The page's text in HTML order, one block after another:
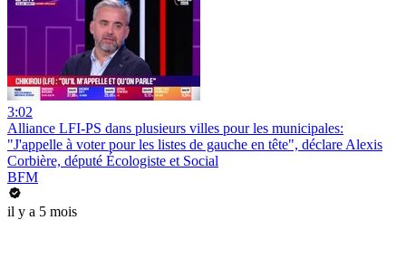
3:02
Alliance LFI-PS dans plusieurs villes pour les municipales:
"J'appelle à voter pour les listes de gauche en tête", déclare Alexis
Corbière, député Écologiste et Social
BFM
il y a 5 mois